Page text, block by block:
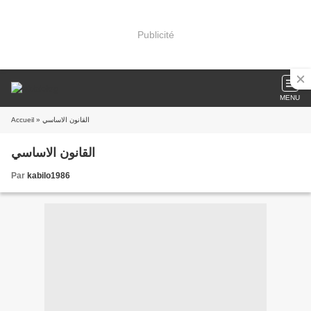
Publicité
MENU
Accueil » القانون الاساسي
القانون الاساسي
Par kabilo1986